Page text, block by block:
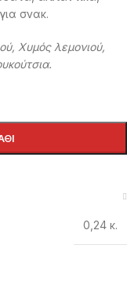
σνακ.
Χυμός λεμονιού,
0,24 κ.